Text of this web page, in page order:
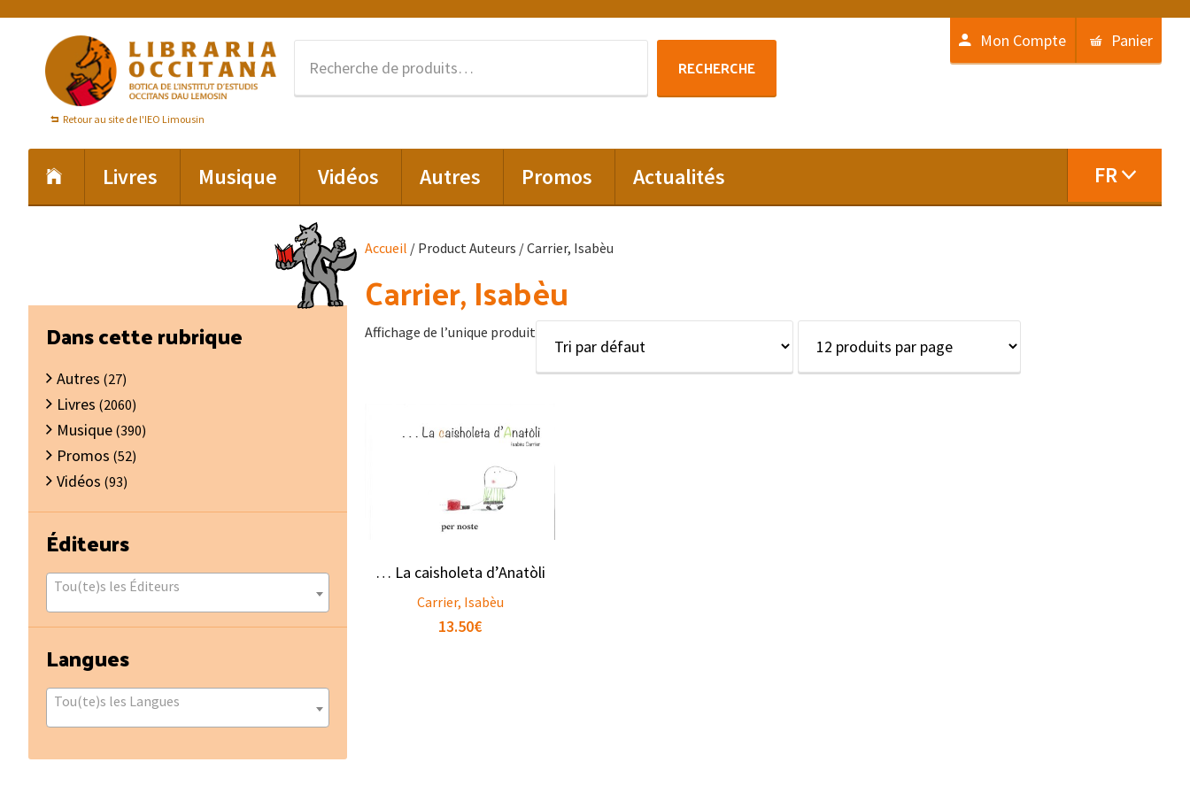
navigation
principale
contenu
principal
Retour au site de l'IEO Limousin
RECHERCHE
Mon Compte Panier
Livres Musique Vidéos Autres Promos Actualités FR
Accueil / Product Auteurs / Carrier, Isabèu
Carrier, Isabèu
Affichage de l’unique produit
… La caisholeta d’Anatòli
Carrier, Isabèu
13.50€
Barre
latérale
principale
Dans cette rubrique
Autres (27)
Livres (2060)
Musique (390)
Promos (52)
Vidéos (93)
Éditeurs
Tou(te)s les Éditeurs
Langues
Tou(te)s les Langues